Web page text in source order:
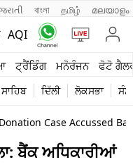
বাংলা தமிழ் മലയാളം
AQI
ਟ੍ਰੈਂਡਿੰਗ ਮਨੋਰੰਜਨ ਫੋਟੋ
ਦਿੱਲੀ ਲੋਕਸਭਾ
Case Accussed
ਬੈਂਕ ਅਧਿਕਾਰੀਆਂ